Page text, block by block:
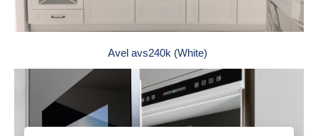
Avel avs240k (White)